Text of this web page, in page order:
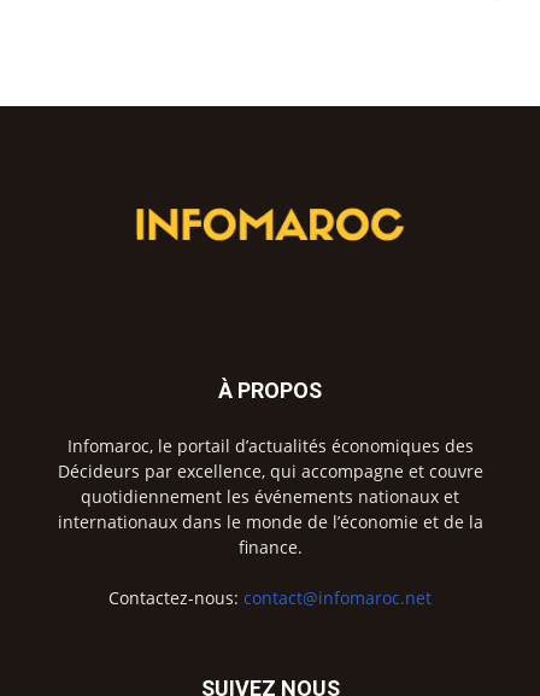
À PROPOS
Infomaroc, le portail d’actualités économiques des
Décideurs par excellence, qui accompagne et couvre
quotidiennement les événements nationaux et
internationaux dans le monde de l’économie et de la
finance.
Contactez-nous: contact@infomaroc.net
SUIVEZ NOUS